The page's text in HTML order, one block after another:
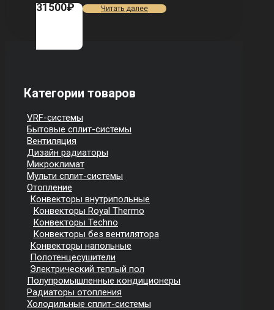
31500₽ Читать далее
Категории товаров
VRF-системы
Бытовые сплит-системы
Вентиляция
Дизайн радиаторы
Микроклимат
Мульти сплит-системы
Отопление
Конвекторы внутрипольные
Конвекторы Royal Thermo
Конвекторы Techno
Конвекторы без вентилятора
Конвекторы напольные
Полотенцесушители
Электрический теплый пол
Полупромышленные кондиционеры
Радиаторы отопления
Холодильные сплит-системы